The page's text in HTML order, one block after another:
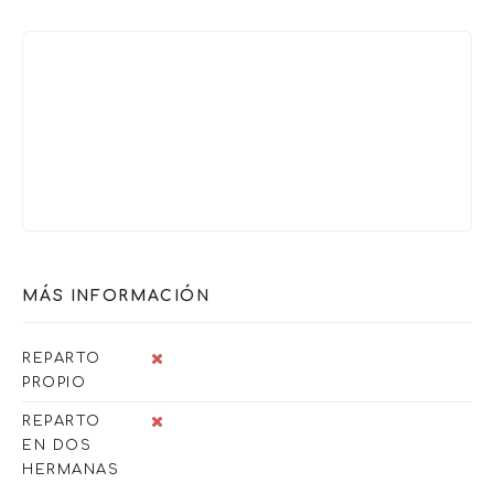
MÁS INFORMACIÓN
REPARTO
PROPIO
REPARTO
EN DOS
HERMANAS